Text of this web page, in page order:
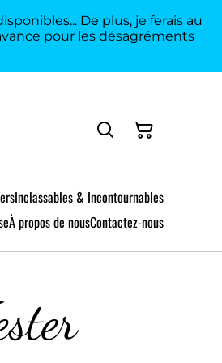
De plus, je ferais au
pour les désagréments
Inclassables & Incontournables
À propos de nousContactez-nous